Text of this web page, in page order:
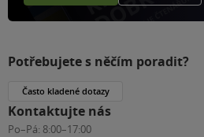
Potřebujete s něčím poradit?
Často kladené dotazy
Kontaktujte nás
Po–Pá: 8:00–17:00